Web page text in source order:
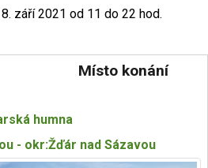
září 2021 od 11 do 22 hod.
Místo konání
humna
- okr:Žďár nad Sázavou